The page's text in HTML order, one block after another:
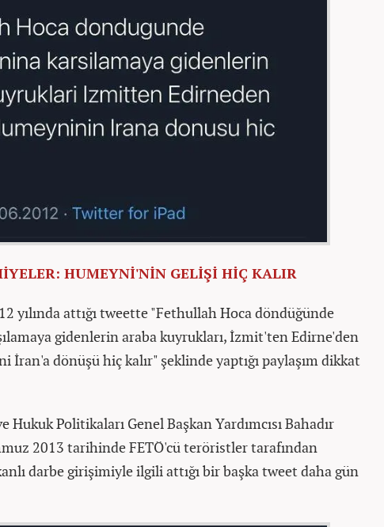
HUMEYNİ'NİN GELİŞİ HİÇ KALIR
yılında attığı tweette "Fethullah Hoca döndüğünde
gidenlerin araba kuyrukları, İzmit'ten Edirne'den
İran'a dönüşü hiç kalır" şeklinde yaptığı paylaşım dikkat
Politikaları Genel Başkan Yardımcısı Bahadır
2013 tarihinde FETÖ'cü teröristler tarafından
darbe girişimiyle ilgili attığı bir başka tweet daha gün